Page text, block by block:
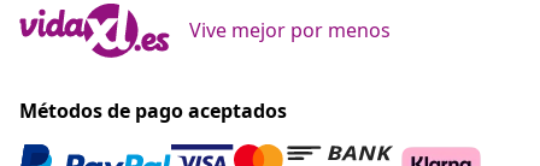
Vive mejor por menos
Métodos de pago aceptados